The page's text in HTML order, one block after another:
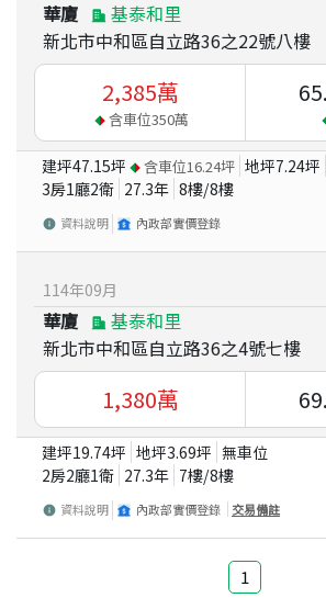
華廈
基泰和里
新北市中和區自立路36之22號八樓
2,385萬
含車位350萬
建坪47.15坪 含車位16.24坪 地坪7.24坪
3房1廳2衛 27.3年 8樓/8樓
資料說明 內政部實價登錄
114年09月
華廈
基泰和里
新北市中和區自立路36之4號七樓
1,380萬
建坪19.74坪 地坪3.69坪 無車位
2房2廳1衛 27.3年 7樓/8樓
資料說明 內政部實價登錄 交易備註
1